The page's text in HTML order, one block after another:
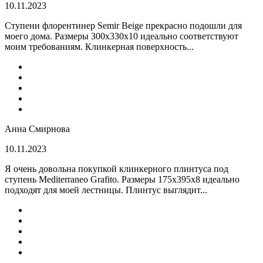
10.11.2023
Ступени флорентинер Semir Beige прекрасно подошли для
моего дома. Размеры 300х330х10 идеально соответствуют
моим требованиям. Клинкерная поверхность...
Анна Смирнова
10.11.2023
Я очень довольна покупкой клинкерного плинтуса под
ступень Mediterraneo Grafito. Размеры 175х395х8 идеально
подходят для моей лестницы. Плинтус выглядит...